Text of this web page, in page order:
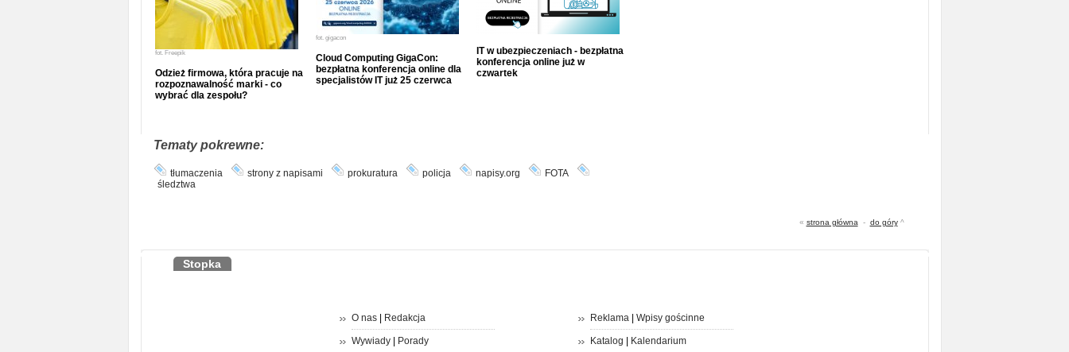
fot. Freepik
Odzież firmowa, która pracuje na
rozpoznawalność marki - co
wybrać dla zespołu?
fot. gigacon
Cloud Computing GigaCon:
bezpłatna konferencja online dla
specjalistów IT już 25 czerwca
IT w ubezpieczeniach - bezpłatna
konferencja online już w
czwartek
Tematy pokrewne:
tłumaczenia strony z napisami prokuratura policja napisy.org
FOTA
śledztwa
« strona główna - do góry^
Stopka
O nas| Redakcja
Wywiady| Porady
Reklama| Wpisy gościnne
Katalog Kalendarium